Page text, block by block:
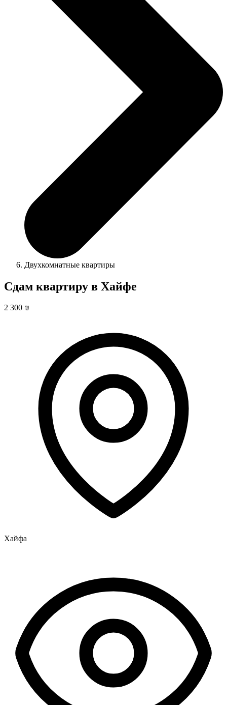
Двухкомнатные квартиры
Сдам квартиру в Хайфе
2 300 ₪
Хайфа